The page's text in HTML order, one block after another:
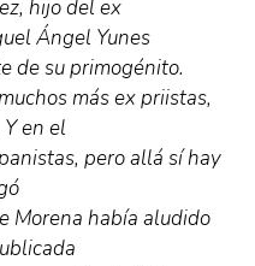
hijo del ex
Ángel Yunes
de su primogénito.
más ex priistas,
en el
pero allá sí hay
Morena había aludido